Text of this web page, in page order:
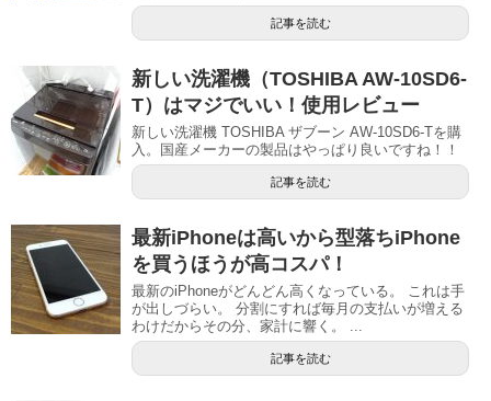
記事を読む
新しい洗濯機（TOSHIBA AW-10SD6-
T）はマジでいい！使用レビュー
新しい洗濯機 TOSHIBA ザブーン AW-10SD6-Tを購
入。国産メーカーの製品はやっぱり良いですね！！
記事を読む
最新iPhoneは高いから型落ちiPhone
を買うほうが高コスパ！
最新のiPhoneがどんどん高くなっている。 これは手
が出しづらい。 分割にすれば毎月の支払いが増える
わけだからその分、家計に響く。 ...
記事を読む